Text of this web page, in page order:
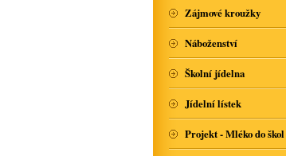
Zájmové kroužky
Náboženství
Školní jídelna
Jídelní lístek
Projekt - Mléko do škol